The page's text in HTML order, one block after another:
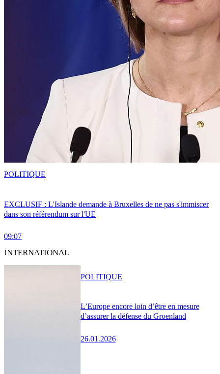
EXCLUSIF : L'Islande demande à Bruxelles de ne pas s'immiscer
dans son référendum sur l'UE
09:07
POLITIQUE
INTERNATIONAL
L’Europe encore loin d’être en mesure
d’assurer la défense du Groenland
26.01.2026
POLITIQUE